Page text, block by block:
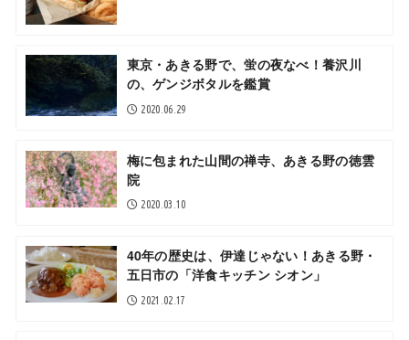
東京・あきる野で、蛍の夜なべ！養沢川
の、ゲンジボタルを鑑賞
2020.06.29
梅に包まれた山間の禅寺、あきる野の徳雲
院
2020.03.10
40年の歴史は、伊達じゃない！あきる野・
五日市の「洋食キッチン シオン」
2021.02.17